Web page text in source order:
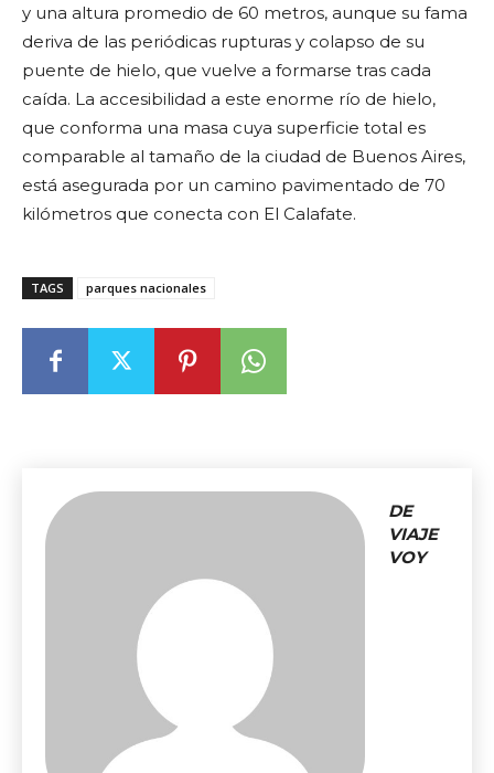
y una altura promedio de 60 metros, aunque su fama
deriva de las periódicas rupturas y colapso de su
puente de hielo, que vuelve a formarse tras cada
caída. La accesibilidad a este enorme río de hielo,
que conforma una masa cuya superficie total es
comparable al tamaño de la ciudad de Buenos Aires,
está asegurada por un camino pavimentado de 70
kilómetros que conecta con El Calafate.
TAGS parques nacionales
DE
VIAJE
VOY